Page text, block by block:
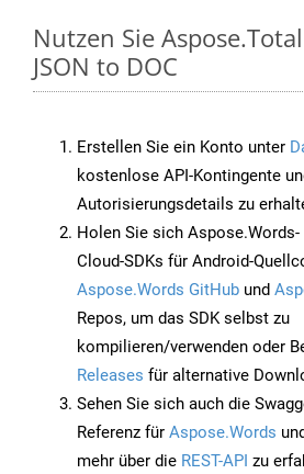
Nutzen Sie
JSON to DOC
Erstellen Sie ein Konto unter
kostenlose API-Kontingente
Autorisierungsdetails zu
Holen Sie sich
Cloud-SDKs für Android-
Aspose.Words GitHub und
Repos, um das SDK selbst zu
kompilieren/verwenden oder
Releases für alternative
Sehen Sie sich auch die
Referenz für Aspose.Words
mehr über die REST-API zu